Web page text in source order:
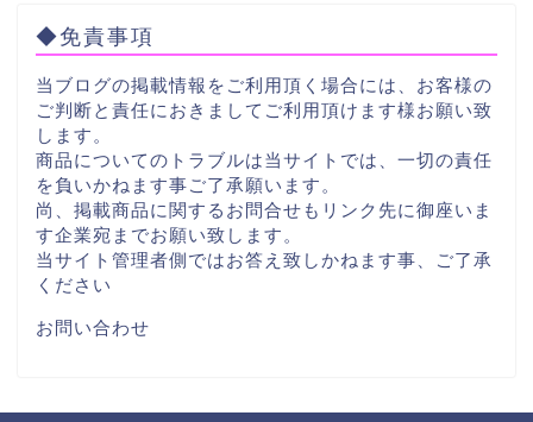
◆免責事項
当ブログの掲載情報をご利用頂く場合には、お客様の
ご判断と責任におきましてご利用頂けます様お願い致
します。
商品についてのトラブルは当サイトでは、一切の責任
を負いかねます事ご了承願います。
尚、掲載商品に関するお問合せもリンク先に御座いま
す企業宛までお願い致します。
当サイト管理者側ではお答え致しかねます事、ご了承
ください
お問い合わせ